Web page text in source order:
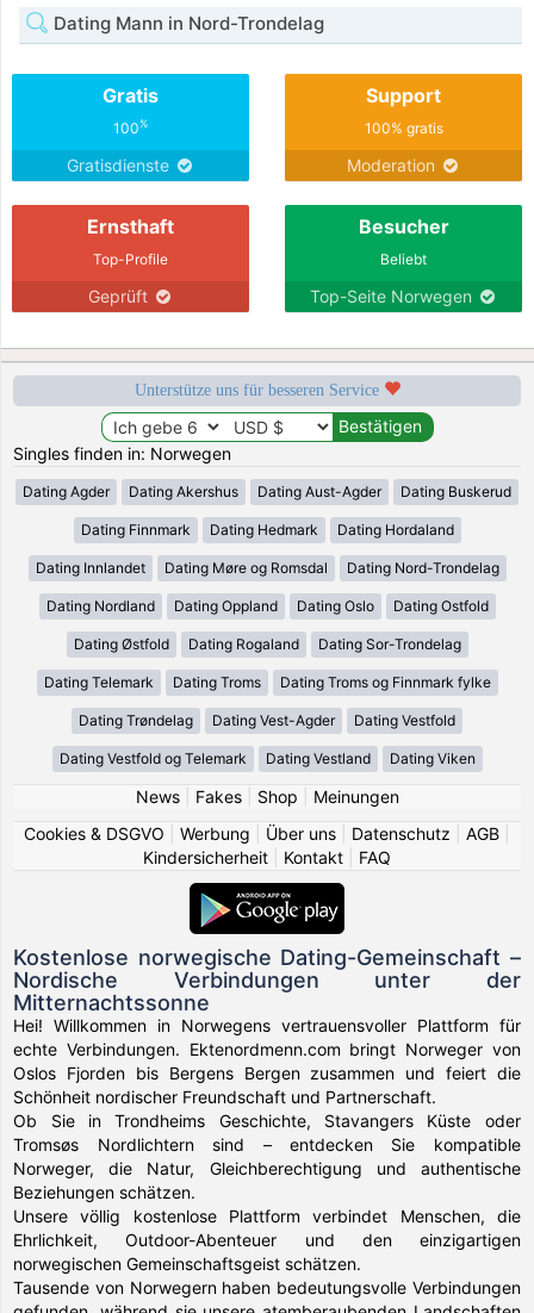
Dating Mann in Nord-Trondelag
Gratis
100%
Gratisdienste
Support
100% gratis
Moderation
Ernsthaft
Top-Profile
Geprüft
Besucher
Beliebt
Top-Seite Norwegen
Unterstütze uns für besseren Service
Singles finden in: Norwegen
Dating Agder Dating Akershus Dating Aust-Agder Dating Buskerud
Dating Finnmark Dating Hedmark Dating Hordaland
Dating Innlandet Dating Møre og Romsdal Dating Nord-Trondelag
Dating Nordland Dating Oppland Dating Oslo Dating Ostfold
Dating Østfold Dating Rogaland Dating Sor-Trondelag
Dating Telemark Dating Troms Dating Troms og Finnmark fylke
Dating Trøndelag Dating Vest-Agder Dating Vestfold
Dating Vestfold og Telemark Dating Vestland Dating Viken
News| Fakes| Shop
Meinungen
Cookies & DSGVO
Werbung Über uns Datenschutz AGB
Kindersicherheit
Kontakt FAQ
Kostenlose norwegische Dating-Gemeinschaft –
Nordische Verbindungen unter der
Mitternachtssonne
Hei! Willkommen in Norwegens vertrauensvoller Plattform für
echte Verbindungen. Ektenordmenn.com bringt Norweger von
Oslos Fjorden bis Bergens Bergen zusammen und feiert die
Schönheit nordischer Freundschaft und Partnerschaft.
Ob Sie in Trondheims Geschichte, Stavangers Küste oder
Tromsøs Nordlichtern sind – entdecken Sie kompatible
Norweger, die Natur, Gleichberechtigung und authentische
Beziehungen schätzen.
Unsere völlig kostenlose Plattform verbindet Menschen, die
Ehrlichkeit, Outdoor-Abenteuer und den einzigartigen
norwegischen Gemeinschaftsgeist schätzen.
Tausende von Norwegern haben bedeutungsvolle Verbindungen